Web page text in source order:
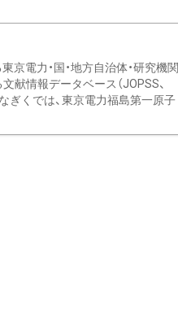
電力・国・地方自治体・研究機関
献情報データベース（JOPSS、
ぎくでは、東京電力福島第一原子